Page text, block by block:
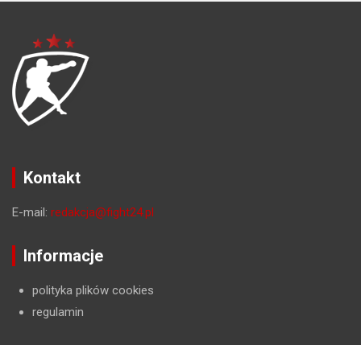
Kontakt
E-mail: redakcja@fight24.pl
Informacje
polityka plików cookies
regulamin